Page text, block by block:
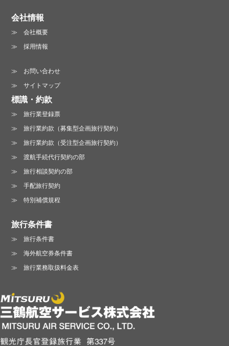
会社情報
会社概要
採用情報
お問い合わせ
サイトマップ
標識・約款
旅行業登録票
旅行業約款（募集型企画旅行契約）
旅行業約款（受注型企画旅行契約）
渡航手続代行契約の部
旅行相談契約の部
手配旅行契約
特別補償規程
旅行条件書
旅行条件書
海外航空券条件書
旅行業務取扱料金表